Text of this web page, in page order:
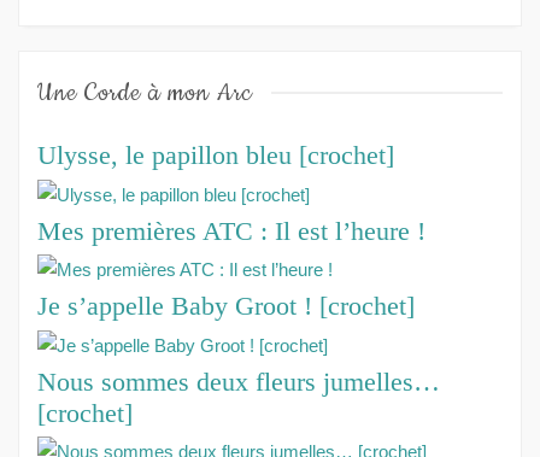
Une Corde à mon Arc
Ulysse, le papillon bleu [crochet]
Mes premières ATC : Il est l’heure !
Je s’appelle Baby Groot ! [crochet]
Nous sommes deux fleurs jumelles…
[crochet]